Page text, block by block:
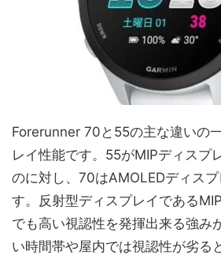
Forerunner 70と55の主な違いの
レイ性能です。55がMIPディスプ
のに対し、70はAMOLEDディス
す。反射型ディスプレイである
でも高い視認性を発揮出来る強み
い時間帯や屋内では視認性が劣る